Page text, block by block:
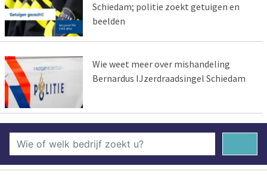
Schiedam; politie zoekt getuigen en
beelden
Wie weet meer over mishandeling
Bernardus IJzerdraadsingel Schiedam